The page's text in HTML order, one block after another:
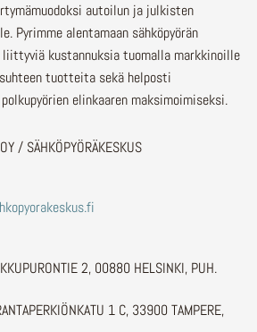
autoilun ja julkisten
Pyrimme alentamaan sähköpyörän
kustannuksia tuomalla markkinoille
tuotteita sekä helposti
elinkaaren maksimoimiseksi.
/ SÄHKÖPYÖRÄKESKUS
2, 00880 HELSINKI, PUH.
1 C, 33900 TAMPERE,